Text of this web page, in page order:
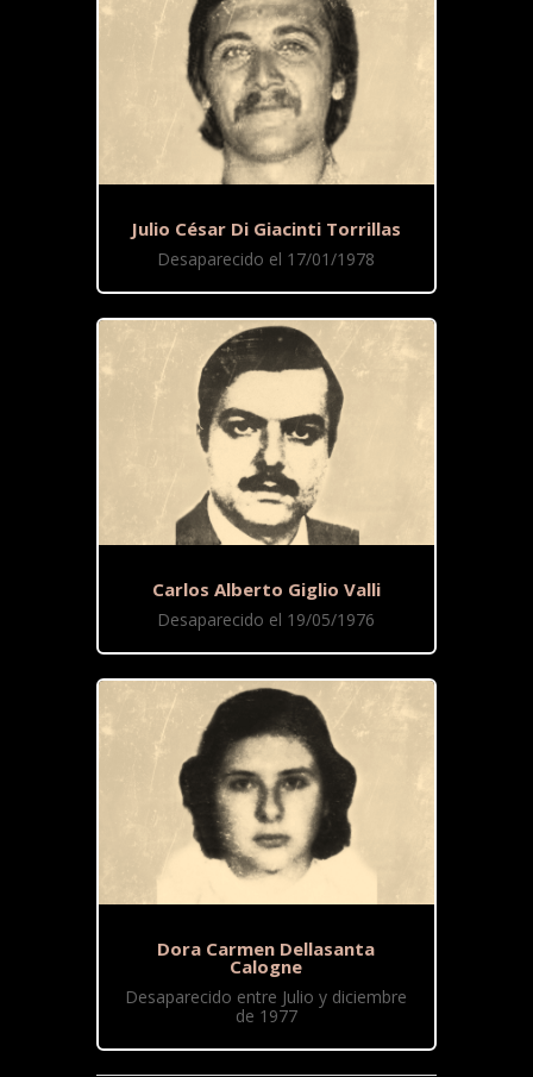
Julio César Di Giacinti Torrillas
Desaparecido el 17/01/1978
Carlos Alberto Giglio Valli
Desaparecido el 19/05/1976
Dora Carmen Dellasanta
Calogne
Desaparecido entre Julio y diciembre
de 1977